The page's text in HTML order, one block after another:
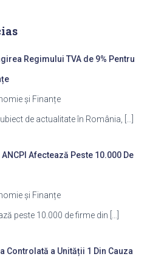
Regimului TVA de 9% Pentru
și Finanțe
de actualitate în România,
Afectează Peste 10.000 De
și Finanțe
peste 10.000 de firme din
Controlată a Unității 1 Din Cauza